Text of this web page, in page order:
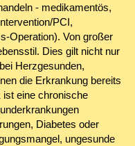
- medikamentös,
PCI,
Operation). Von großer
Dies gilt nicht nur
Herzgesunden,
die Erkrankung bereits
eine chronische
Diabetes oder
ungesunde